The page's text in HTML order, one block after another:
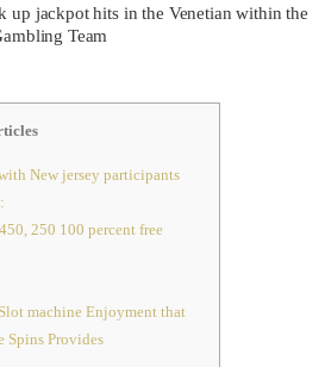
up jackpot hits in the Venetian within the
Team
New jersey participants
250 100 percent free
machine Enjoyment that
Spins Provides